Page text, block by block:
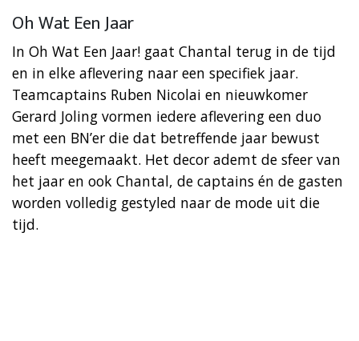
Oh Wat Een Jaar
In Oh Wat Een Jaar! gaat Chantal terug in de tijd
en in elke aflevering naar een specifiek jaar.
Teamcaptains Ruben Nicolai en nieuwkomer
Gerard Joling vormen iedere aflevering een duo
met een BN’er die dat betreffende jaar bewust
heeft meegemaakt. Het decor ademt de sfeer van
het jaar en ook Chantal, de captains én de gasten
worden volledig gestyled naar de mode uit die
tijd.